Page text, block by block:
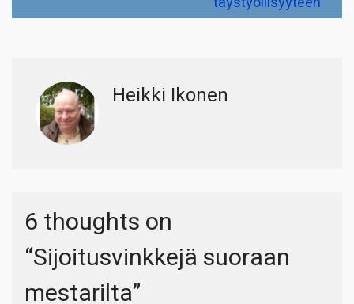
Heikki Ikonen
6 thoughts on
“Sijoitusvinkkejä suoraan
mestarilta”